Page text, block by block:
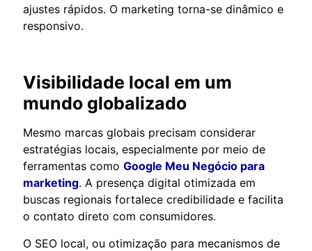
ajustes rápidos. O marketing torna-se dinâmico e
responsivo.
Visibilidade local em um
mundo globalizado
Mesmo marcas globais precisam considerar
estratégias locais, especialmente por meio de
ferramentas como Google Meu Negócio para
marketing. A presença digital otimizada em
buscas regionais fortalece credibilidade e facilita
o contato direto com consumidores.
O SEO local, ou otimização para mecanismos de